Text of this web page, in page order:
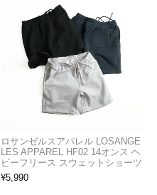
ロサンゼルスアパレル LOSANGE
LES APPAREL HF02 14オンス ヘ
ビーフリース スウェットショーツ
¥5,990